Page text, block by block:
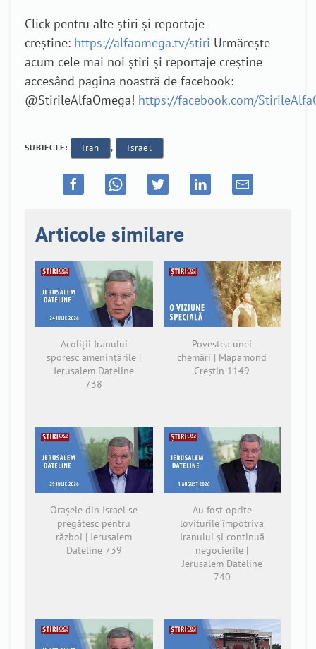
Click pentru alte știri și reportaje
creștine: https://alfaomega.tv/stiri Urmărește
acum cele mai noi știri și reportaje creștine
accesând pagina noastră de facebook:
@StirileAlfaOmega! https://facebook.com/
SUBIECTE: Iran , Israel
Articole similare
Acoliții Iranului
sporesc amenințările |
Jerusalem Dateline
738
Povestea unei
chemări | Mapamond
Creștin 1149
Orașele din Israel se
pregătesc pentru
război | Jerusalem
Dateline 739
Au fost oprite
loviturile împotriva
Iranului și continuă
negocierile |
Jerusalem Dateline
740